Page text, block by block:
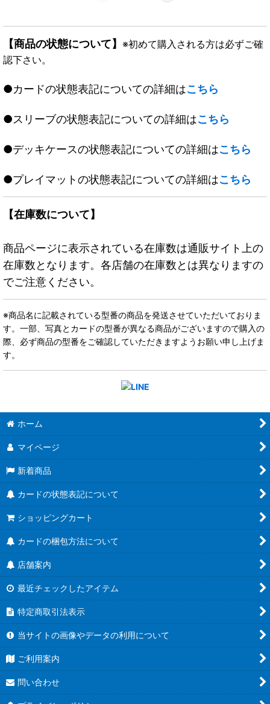
【商品の状態について】 ※初めて購入される方は必ずご確
認下さい。
●カードの状態表記についての詳細はこちら
●スリーブの状態表記についての詳細はこちら
●デッキケースの状態表記についての詳細はこちら
●プレイマットの状態表記についての詳細はこちら
【在庫数について】
商品ページに表示されている在庫数は通販サイト上の
在庫数となります。各店舗の在庫数とは異なりますの
でご注意ください。
※商品名に記載されている型番の商品を発送させていただいておりま
す。一部、写真とカードの型番が異なる商品がございますので購入の
際、必ず商品の型番をご確認していただきますようお願い申し上げま
す。
ホーム
マイページ
新着商品
カードの状態表記について
ショッピングカート
カードの梱包方法について
店舗案内
最近チェックしたアイテム
特定商取引法表示
当サイトの画像やデータの利用について
ご利用案内
問い合わせ